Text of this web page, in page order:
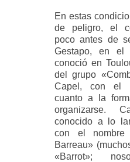
En estas
de peligro, el
poco antes de
Gestapo, en el
conoció en
del grupo
Capel, con el
cuanto a la
organizarse.
conocido a lo
con el nombre
Barreau»
«Barrot»;